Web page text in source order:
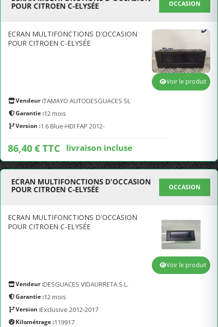
POUR CITROEN C-ELYSÉE
OCCASION
ECRAN MULTIFONCTIONS D'OCCASION
POUR CITROEN C-ELYSÉE
Vendeur :TAMAYO AUTODESGUACES SL
Garantie :12 mois
Version :1.6 Blue-HDI FAP 2012-
86,40 € TTC livraison incluse
Voir le produit
ECRAN MULTIFONCTIONS D'OCCASION
POUR CITROEN C-ELYSÉE
OCCASION
ECRAN MULTIFONCTIONS D'OCCASION
POUR CITROEN C-ELYSÉE
Vendeur :DESGUACES VIDAURRETA S.L.
Garantie :12 mois
Version :Exclusive 2012-2017
Kilométrage :119917
Voir le produit